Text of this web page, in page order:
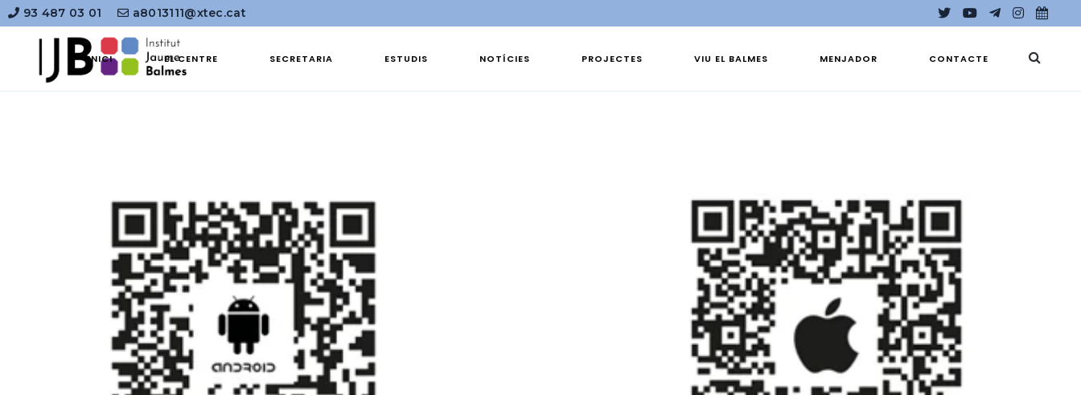
93 487 03 01 a8013111@xtec.cat
INICI EL CENTRE SECRETARIA ESTUDIS NOTÍCIES PROJECTES VIU EL BALMES MENJADOR CONTACTE